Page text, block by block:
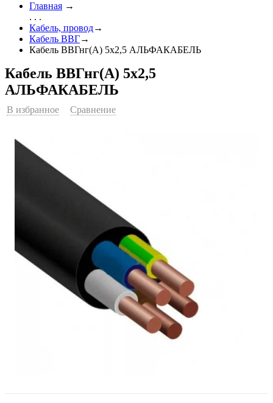
Главная →
. . .
Кабель, провод→
Кабель ВВГ→
Кабель ВВГнг(А) 5х2,5 АЛЬФАКАБЕЛЬ
Кабель ВВГнг(А) 5х2,5
АЛЬФАКАБЕЛЬ
В избранное Сравнение